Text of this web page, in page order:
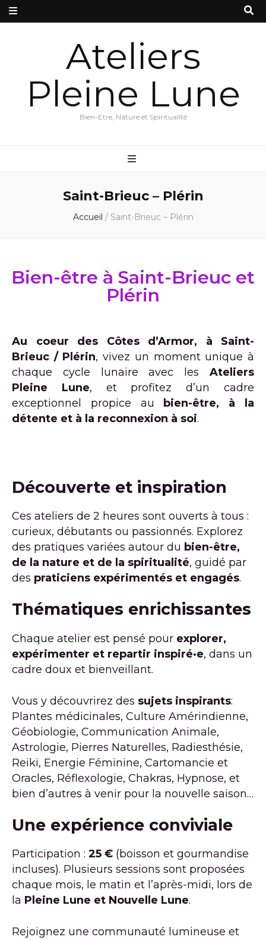
Ateliers
Pleine Lune
Bien-Etre, Nature et Spiritualité
Saint-Brieuc – Plérin
Accueil / Saint-Brieuc – Plérin
Bien-être à Saint-Brieuc et
Plérin
Au coeur des Côtes d’Armor, à Saint-
Brieuc / Plérin, vivez un moment unique à
chaque cycle lunaire avec les Ateliers
Pleine Lune, et profitez d’un cadre
exceptionnel propice au
bien-être, à la
détente et à la reconnexion à soi.
Découverte et inspiration
Ces ateliers de 2 heures sont ouverts à tous :
curieux, débutants ou passionnés. Explorez
des pratiques variées autour du bien-être,
de la nature et de la spiritualité, guidé par
des praticiens expérimentés et engagés.
Thématiques enrichissantes
Chaque atelier est pensé pour explorer,
expérimenter et repartir inspiré·e, dans un
cadre doux et bienveillant.
Vous y découvrirez des sujets inspirants:
Plantes médicinales, Culture Amérindienne,
Géobiologie, Communication Animale,
Astrologie, Pierres Naturelles, Radiesthésie,
Reiki, Energie Féminine, Cartomancie et
Oracles, Réflexologie, Chakras, Hypnose, et
bien d’autres à venir pour la nouvelle saison…
Une expérience conviviale
Participation : 25 € (boisson et gourmandise
incluses). Plusieurs sessions sont proposées
chaque mois, le matin et l’après-midi, lors de
la Pleine Lune et Nouvelle Lune.
Rejoignez une communauté lumineuse et